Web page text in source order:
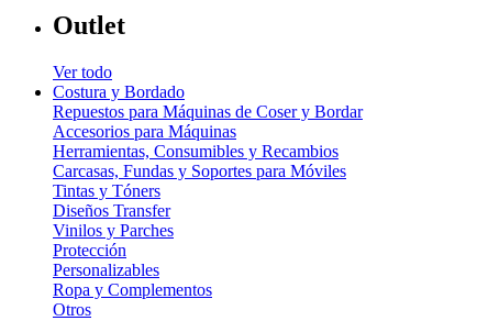
Outlet
Ver todo
Costura y Bordado
Repuestos para Máquinas de Coser y Bordar
Accesorios para Máquinas
Herramientas, Consumibles y Recambios
Carcasas, Fundas y Soportes para Móviles
Tintas y Tóners
Diseños Transfer
Vinilos y Parches
Protección
Personalizables
Ropa y Complementos
Otros